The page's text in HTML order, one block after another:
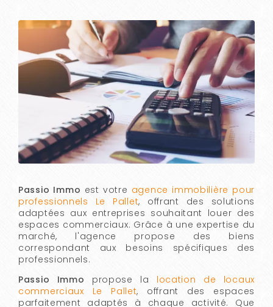
Passio Immo est votre agence immobilière pour
professionnels Le Pallet, offrant des solutions
adaptées aux entreprises souhaitant louer des
espaces commerciaux. Grâce à une expertise du
marché, l'agence propose des biens
correspondant aux besoins spécifiques des
professionnels.
Passio Immo propose la location de locaux
commerciaux Le Pallet, offrant des espaces
parfaitement adaptés à chaque activité. Que